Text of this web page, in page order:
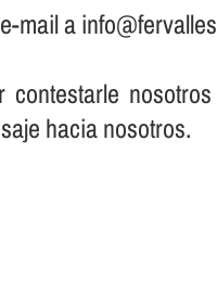
mail a
hacia nosotros.